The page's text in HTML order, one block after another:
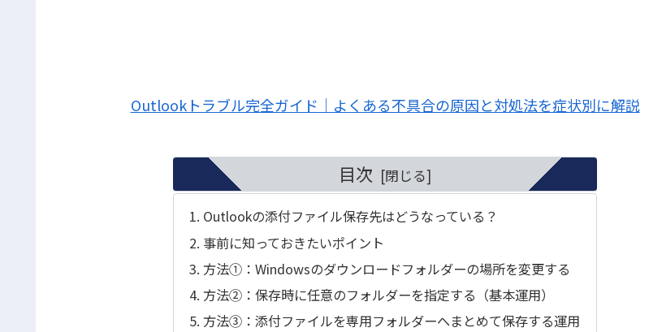
Outlookトラブル完全ガイド｜よくある不具合の原因と対処法を症状別に解説
目次
Outlookの添付ファイル保存先はどうなっている？
事前に知っておきたいポイント
方法①：Windowsのダウンロードフォルダーの場所を変更する
方法②：保存時に任意のフォルダーを指定する（基本運用）
方法③：添付ファイルを専用フォルダーへまとめて保存する運用